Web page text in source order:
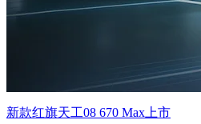
新款红旗天工08 670 Max上市